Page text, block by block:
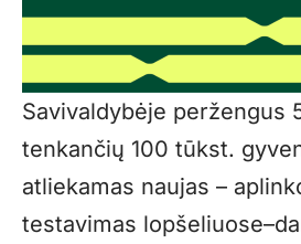
Savivaldybėje peržengus
tenkančių 100 tūkst.
atliekamas naujas –
testavimas